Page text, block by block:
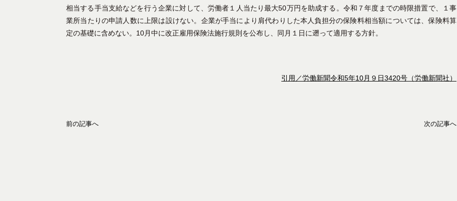
相当する手当支給などを行う企業に対して、労働者１人当たり最大50万円を助成する。令和７年度までの時限措置で、１事
業所当たりの申請人数に上限は設けない。企業が手当により肩代わりした本人負担分の保険料相当額については、保険料算
定の基礎に含めない。10月中に改正雇用保険法施行規則を公布し、同月１日に遡って適用する方針。
引用／労働新聞令和5年10月９日3420号（労働新聞社）
前の記事へ 次の記事へ